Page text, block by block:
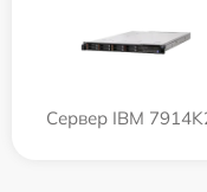
Сервер IBM